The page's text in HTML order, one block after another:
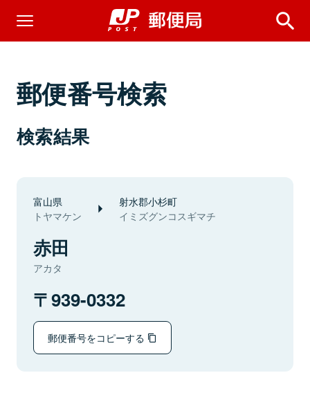
郵便番号検索
検索結果
富山県
トヤマケン
射水郡小杉町
イミズグンコスギマチ
赤田
アカタ
939-0332
郵便番号をコピーする